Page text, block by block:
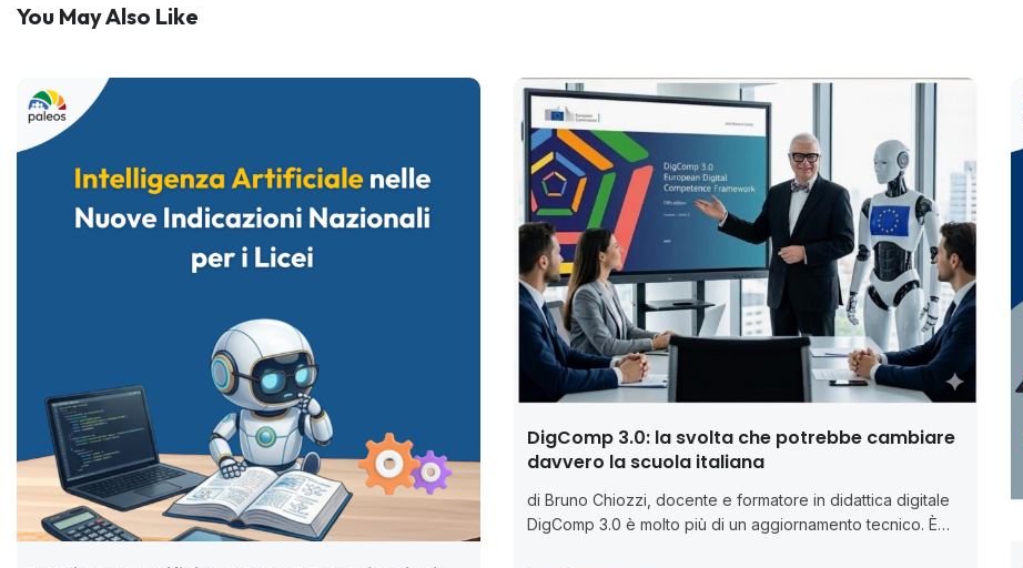
You May Also Like
DigComp 3.0: la svolta che potrebbe cambiare
davvero la scuola italiana
di Bruno Chiozzi, docente e formatore in didattica digitale
DigComp 3.0 è molto più di un aggiornamento tecnico. È